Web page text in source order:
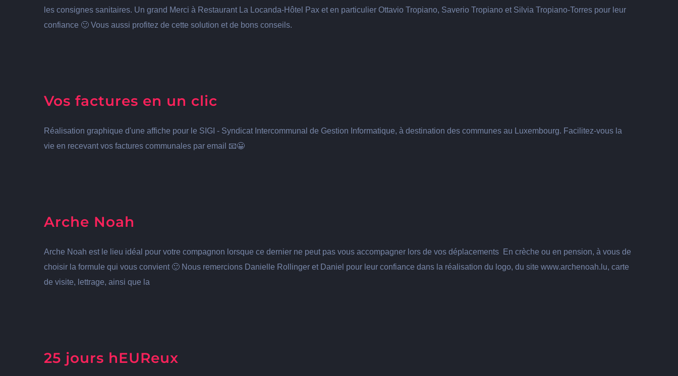
les consignes sanitaires. Un grand Merci à Restaurant La Locanda-Hôtel Pax et en particulier Ottavio Tropiano, Saverio Tropiano et Silvia Tropiano-Torres pour leur
confiance 🙂 Vous aussi profitez de cette solution et de bons conseils.
Vos factures en un clic
Réalisation graphique d'une affiche pour le SIGI - Syndicat Intercommunal de Gestion Informatique, à destination des communes au Luxembourg. Facilitez-vous la
vie en recevant vos factures communales par email 📧😀
Arche Noah
Arche Noah est le lieu idéal pour votre compagnon lorsque ce dernier ne peut pas vous accompagner lors de vos déplacements En crèche ou en pension, à vous de
choisir la formule qui vous convient 🙂 Nous remercions Danielle Rollinger et Daniel pour leur confiance dans la réalisation du logo, du site www.archenoah.lu, carte
de visite, lettrage, ainsi que la
25 jours hEUReux